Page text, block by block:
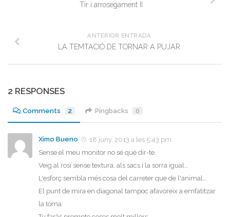
Tir i arrosegament II
ANTERIOR ENTRADA
LA TEMTACIÓ DE TORNAR A PUJAR
2 RESPONSES
Comments 2 Pingbacks 0
Ximo Bueno
18 juny, 2013 a les 5:43 pm
Sense el meu monitor no sé què dir-te.
Veig al rosí sense textura, als sacs i la sorra igual…
L'esforç sembla més cosa del carreter que de l'animal…
El punt de mira en diagonal tampoc afavoreix a emfatitzar
la toma.